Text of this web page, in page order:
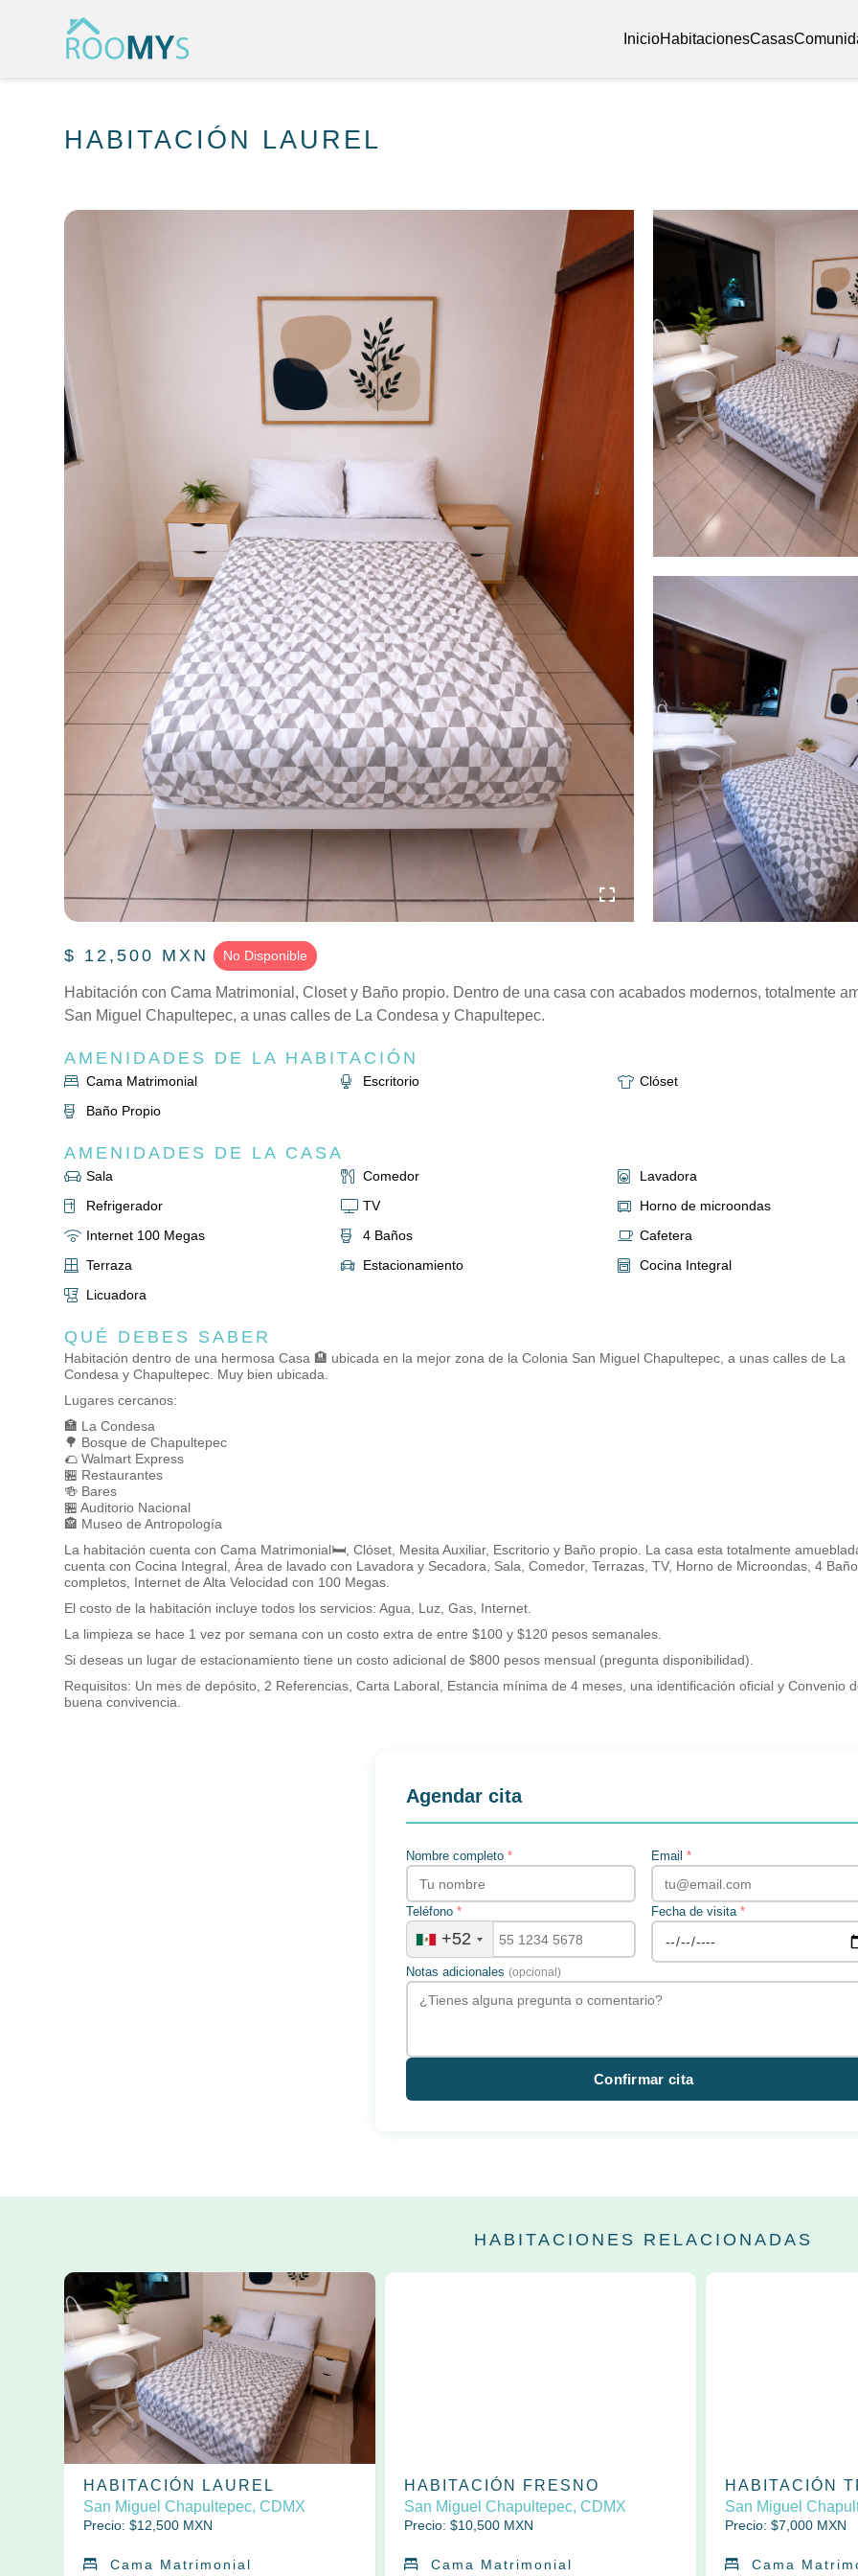
InicioHabitacionesCasas
HABITACIÓN LAUREL
$ 12,500 MXN No Disponible
Habitación con Cama Matrimonial, Closet y Baño propio. Dentro de una casa con acabados modernos, totalmente
San Miguel Chapultepec, a unas calles de La Condesa y Chapultepec.
AMENIDADES DE LA HABITACIÓN
Cama Matrimonial Escritorio
Clóset
Baño Propio
AMENIDADES DE LA CASA
Sala Comedor
Lavadora
Refrigerador
TV
Horno de microondas
Internet 100 Megas
4 Baños
Cafetera
Terraza
Estacionamiento
Cocina Integral
Licuadora
QUÉ DEBES SABER
Habitación dentro de una hermosa Casa 🏨 ubicada en la mejor zona de la Colonia San Miguel Chapultepec, a unas calles de La
Condesa y Chapultepec. Muy bien ubicada.
Lugares cercanos:
🏣 La Condesa
🌳 Bosque de Chapultepec
🌮 Walmart Express
🏪 Restaurantes
🍻 Bares
🏪 Auditorio Nacional
🏤 Museo de Antropología
La habitación cuenta con Cama Matrimonial🛏️, Clóset, Mesita Auxiliar, Escritorio y Baño propio. La casa esta totalmente
cuenta con Cocina Integral, Área de lavado con Lavadora y Secadora, Sala, Comedor, Terrazas, TV, Horno de Microondas, 4
completos, Internet de Alta Velocidad con 100 Megas.
El costo de la habitación incluye todos los servicios: Agua, Luz, Gas, Internet.
La limpieza se hace 1 vez por semana con un costo extra de entre $100 y $120 pesos semanales.
Si deseas un lugar de estacionamiento tiene un costo adicional de $800 pesos mensual (pregunta disponibilidad).
Requisitos: Un mes de depósito, 2 Referencias, Carta Laboral, Estancia mínima de 4 meses, una identificación oficial y Convenio
buena convivencia.
Agendar cita
Nombre completo * Email *
Teléfono *
+52
Fecha de visita *
Notas adicionales (opcional)
Confirmar cita
HABITACIONES RELACIONADAS
HABITACIÓN LAUREL
San Miguel Chapultepec, CDMX
Precio: $12,500 MXN
Cama Matrimonial
HABITACIÓN FRESNO
San Miguel Chapultepec, CDMX
Precio: $10,500 MXN
Cama Matrimonial
HABITACIÓN
San Miguel
Precio: $7,000 MXN
Cama